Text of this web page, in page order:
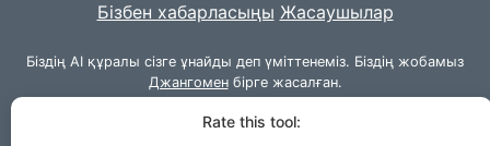
Бізбен хабарласыңы Жасаушылар
Біздің AI құралы сізге ұнайды деп үміттенеміз. Біздің жобамыз
Джангоменбірге жасалған.
© 2026 TLDRai.com|VPS.orgLLC | жасаған
Rate this tool: